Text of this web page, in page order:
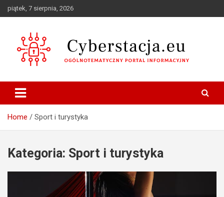
Skip
to
piątek, 7 sierpnia, 2026
Cyberstacja.eu
Home Sport i turystyka
Kategoria: Sport i turystyka